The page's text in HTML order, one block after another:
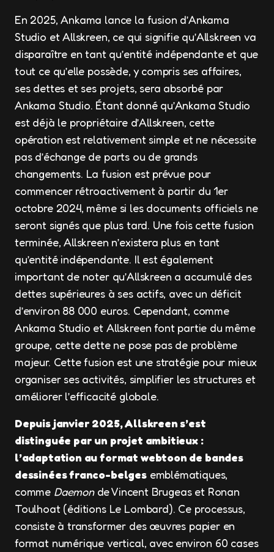
En 2025, Ankama lance la fusion d’Ankama
Studio et Allskreen, ce qui signifie qu’Allskreen va
disparaître en tant qu’entité indépendante et que
tout ce qu’elle possède, y compris ses affaires,
ses dettes et ses projets, sera absorbé par
Ankama Studio. Étant donné qu’Ankama Studio
est déjà le propriétaire d’Allskreen, cette
opération est relativement simple et ne nécessite
pas d’échange de parts ou de grands
changements. La fusion est prévue pour
commencer rétroactivement à partir du 1er
octobre 2024, même si les documents officiels ne
seront signés que plus tard. Une fois cette fusion
terminée, Allskreen n’existera plus en tant
qu’entité indépendante. Il est également
important de noter qu’Allskreen a accumulé des
dettes supérieures à ses actifs, avec un déficit
d’environ 88 000 euros. Cependant, comme
Ankama Studio et Allskreen font partie du même
groupe, cette dette ne pose pas de problème
majeur. Cette fusion est une stratégie pour mieux
organiser ses activités, simplifier les structures et
améliorer l’efficacité globale.
Depuis janvier 2025, Allskreen s’est
distinguée par un projet ambitieux :
l’adaptation au format webtoon de bandes
dessinées franco-belgesemblématiques,
comme Daemonde Vincent Brugeas et Ronan
Toulhoat (éditions Le Lombard). Ce processus,
consiste à transformer des œuvres papier en
format numérique vertical, avec environ 60 cases